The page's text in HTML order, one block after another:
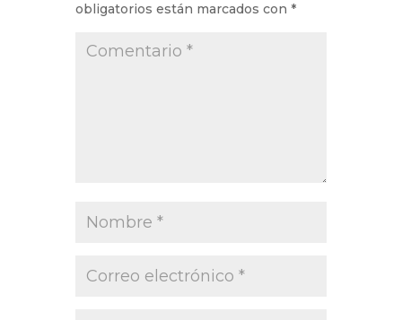
obligatorios están marcados con *